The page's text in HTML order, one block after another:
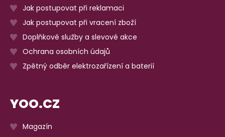
Jak postupovat při reklamaci
Jak postupovat při vracení zboží
Doplňkové služby a slevové akce
Ochrana osobních údajů
Zpětný odběr elektrozařízení a baterií
YOO.CZ
Magazín